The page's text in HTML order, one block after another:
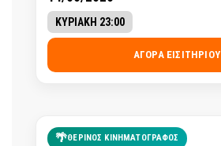
ΚΥΡΙΑΚΗ 23:00
ΑΓΟΡΆ ΕΙΣΙΤΗΡΊΟΥ
🌴ΘΕΡΙΝΟΣ ΚΙΝΗΜΑΤΟΓΡΑΦΟΣ